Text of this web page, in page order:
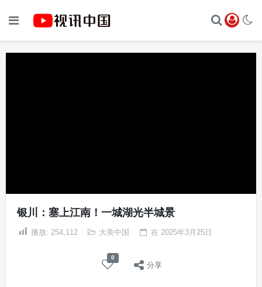
银川：塞上江南！一城湖光半城景
播放: 254,112 大美中国 在 2025年3月25日
0
分享